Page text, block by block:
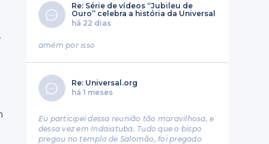
Re: Série de vídeos “Jubileu de
Ouro” celebra a história da Universal
há 22 dias
amém por isso
Re: Universal.org
há 1 meses
Eu participei dessa reunião tão maravilhosa, e
dessa vez em Indaiatuba. Tudo que o bispo
pregou no templo de Salomão, foi pregado